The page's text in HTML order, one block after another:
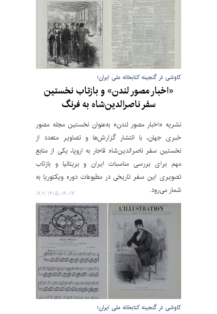
کاوشی در گنجینه کتابخانه ملی ایران؛
«اخبار مصور لندن» و بازتاب نخستین
سفر ناصرالدین‌شاه به فرنگ
نشریه «اخبار مصور لندن» به‌عنوان نخستین مجله مصور
خبری جهان، با انتشار گزارش‌ها و تصاویر متعدد از
نخستین سفر ناصرالدین‌شاه قاجار به اروپا، یکی از منابع
مهم برای بررسی مناسبات ایران و بریتانیا و بازتاب
تصویری این سفر تاریخی در مطبوعات دوره ویکتوریا به
شمار می‌رود.
۱۴۰۵-۰۴-۱۷ ۰۹:۱۱
کاوشی در گنجینه کتابخانه ملی ایران؛